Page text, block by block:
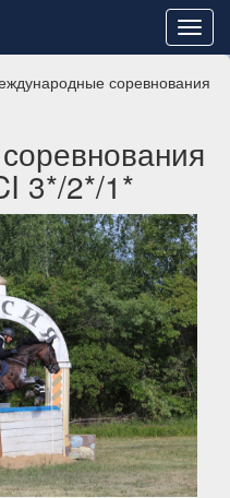
соревнования
3*/2*/1*